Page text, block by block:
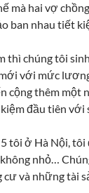
mà hai vợ
ban nhau tiết
thì chúng tôi
với mức
cộng thêm một
đầu tiên với
tôi ở Hà Nội,
nhỏ…
và những tài